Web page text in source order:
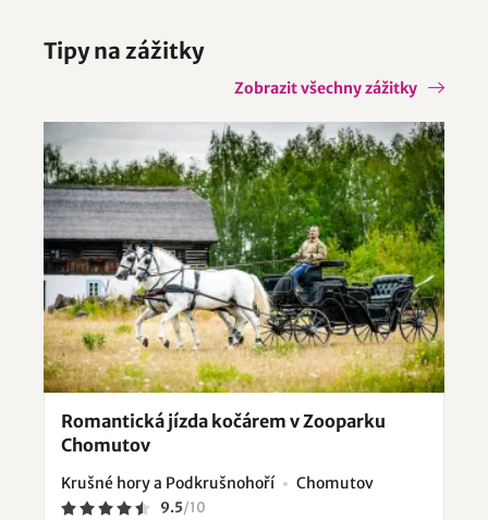
Tipy na zážitky
Zobrazit všechny zážitky
Romantická jízda kočárem v Zooparku
Chomutov
Krušné hory a Podkrušnohoří Chomutov
9.5/10